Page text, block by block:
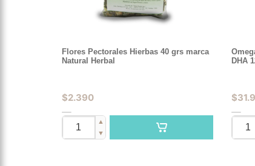
Flores Pectorales Hierbas 40 grs marca
Natural Herbal
$2.390
▲
▼
DHA
$